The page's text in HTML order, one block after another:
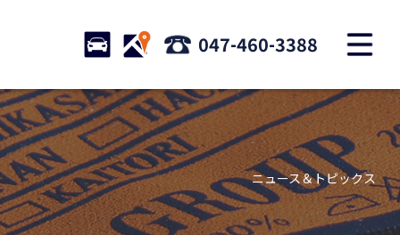
STOCK ACCESS 047-460-3388
店舗紹介
Shop information
お問い合わせ
Contact us
ニュース＆トピックス